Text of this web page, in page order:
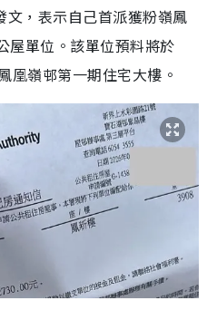
文，表示自己首派獲粉嶺鳳
屋單位。該單位預料將於
凰嶺邨第一期住宅大樓。